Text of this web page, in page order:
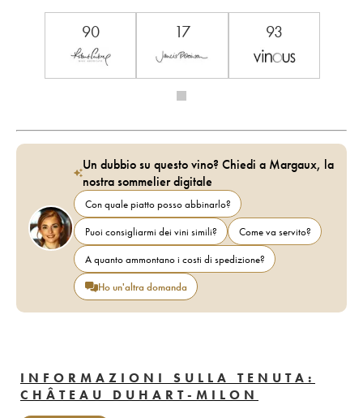
90 17 93
Un dubbio su questo vino? Chiedi a Margaux, la
nostra sommelier digitale
Con quale piatto posso abbinarlo?
Puoi consigliarmi dei vini simili?
Come va servito?
A quanto ammontano i costi di spedizione?
Ho un'altra domanda
INFORMAZIONI SULLA TENUTA:
CHÂTEAU DUHART-MILON